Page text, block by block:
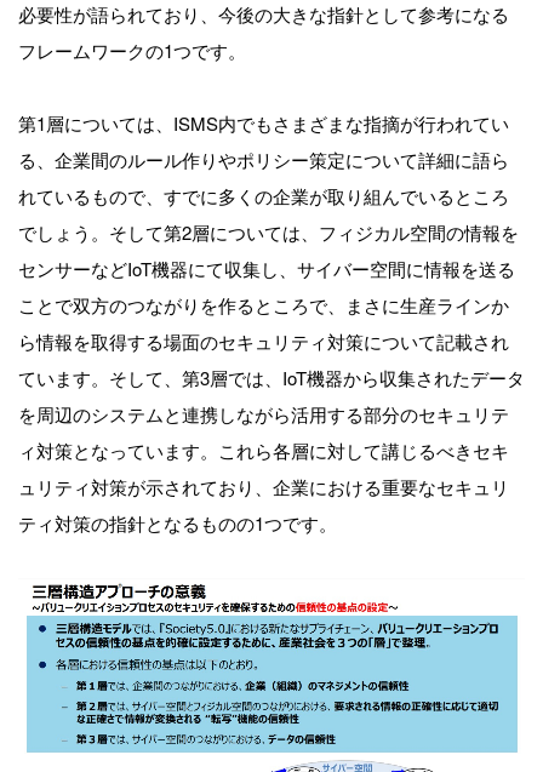
必要性が語られており、今後の大きな指針として参考になる
フレームワークの1つです。
第1層については、ISMS内でもさまざまな指摘が行われてい
る、企業間のルール作りやポリシー策定について詳細に語ら
れているもので、すでに多くの企業が取り組んでいるところ
でしょう。そして第2層については、フィジカル空間の情報を
センサーなどIoT機器にて収集し、サイバー空間に情報を送る
ことで双方のつながりを作るところで、まさに生産ラインか
ら情報を取得する場面のセキュリティ対策について記載され
ています。そして、第3層では、IoT機器から収集されたデータ
を周辺のシステムと連携しながら活用する部分のセキュリテ
ィ対策となっています。これら各層に対して講じるべきセキ
ュリティ対策が示されており、企業における重要なセキュリ
ティ対策の指針となるものの1つです。